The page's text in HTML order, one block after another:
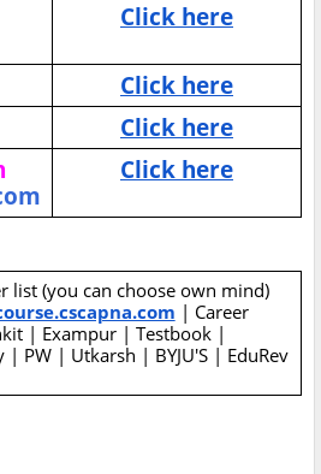
Click here
Click here
Click here
Click here
list (you can choose own mind)
| Career
| Exampur | Testbook |
PW | Utkarsh | BYJU'S | EduRev